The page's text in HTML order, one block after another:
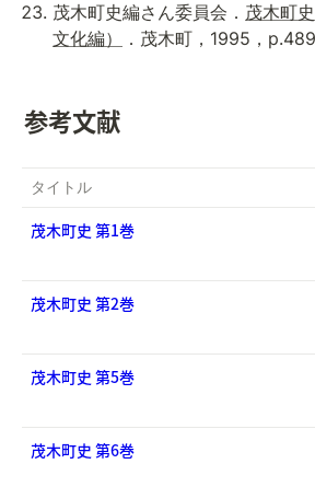
茂木町史編さん委員会． 茂木町
文化編）
．茂木町，1995，
参考文献
タイトル
茂木町史 第1巻
茂木町史 第2巻
茂木町史 第5巻
茂木町史 第6巻